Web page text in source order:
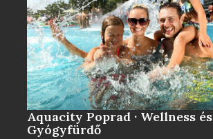
Aquacity Poprad · Wellness és
Gyógyfürdő